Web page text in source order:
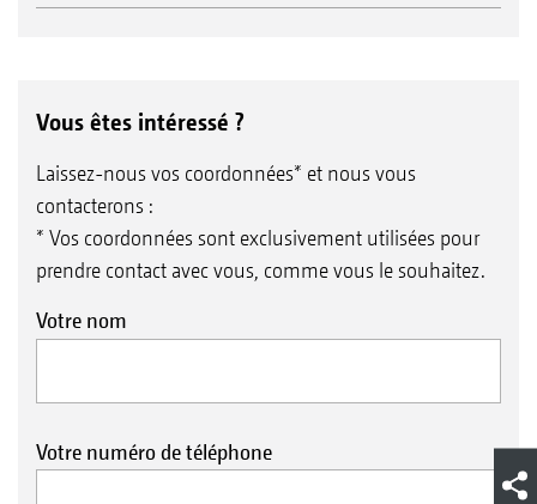
Vous êtes intéressé ?
Laissez-nous vos coordonnées* et nous vous
contacterons :
* Vos coordonnées sont exclusivement utilisées pour
prendre contact avec vous, comme vous le souhaitez.
Votre nom
Votre numéro de téléphone